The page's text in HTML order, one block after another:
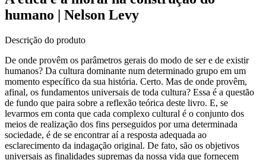
humano | Nelson Levy
Descrição do produto
De onde provêm os parâmetros gerais do modo de ser e de existir
humanos? Da cultura dominante num determinado grupo em um
momento específico da sua história. Certo. Mas de onde provêm,
afinal, os fundamentos universais de toda cultura? Essa é a questão
de fundo que paira sobre a reflexão teórica deste livro. E, se
levarmos em conta que cada complexo cultural é o conjunto dos
meios de realização dos fins perseguidos por uma determinada
sociedade, é de se encontrar aí a resposta adequada ao
esclarecimento da indagação original. De fato, são os objetivos
universais as finalidades supremas da nossa vida que fornecem